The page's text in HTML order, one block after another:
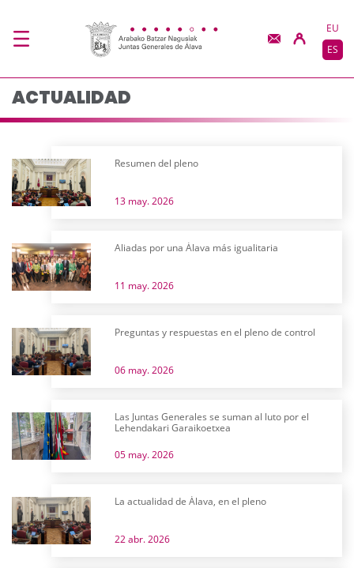
Actualidad - JJGG-
EU
ES
ACTUALIDAD
Resumen del pleno
13 may. 2026
Aliadas por una Álava más igualitaria
11 may. 2026
Preguntas y respuestas en el pleno de control
06 may. 2026
Las Juntas Generales se suman al luto por el
Lehendakari Garaikoetxea
05 may. 2026
La actualidad de Álava, en el pleno
22 abr. 2026